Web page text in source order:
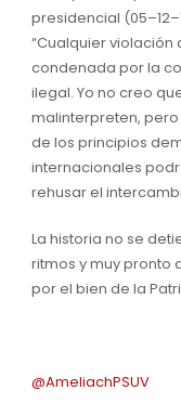
presidencial (05–12–
“Cualquier
condenada por la
ilegal. Yo no creo
malinterpreten,
de los principios
internacionales
rehusar el
La historia no se
ritmos ymuy pronto
por el bien de la
@AmeliachPSUV